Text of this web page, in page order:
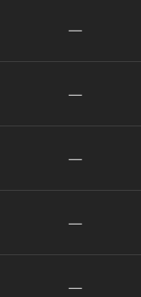
—
—
—
—
—